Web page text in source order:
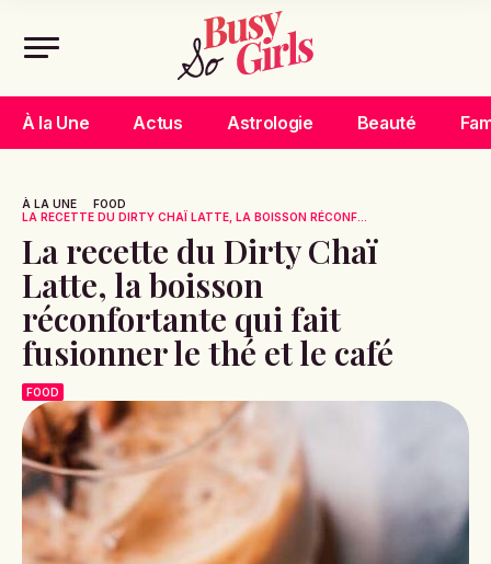
À la Une Actus Astrologie Beauté
À LA UNE
FOOD
LA RECETTE DU DIRTY CHAÏ LATTE, LA BOISSON RÉCONF...
La recette du Dirty Chaï
Latte, la boisson
réconfortante qui fait
fusionner le thé et le café
FOOD